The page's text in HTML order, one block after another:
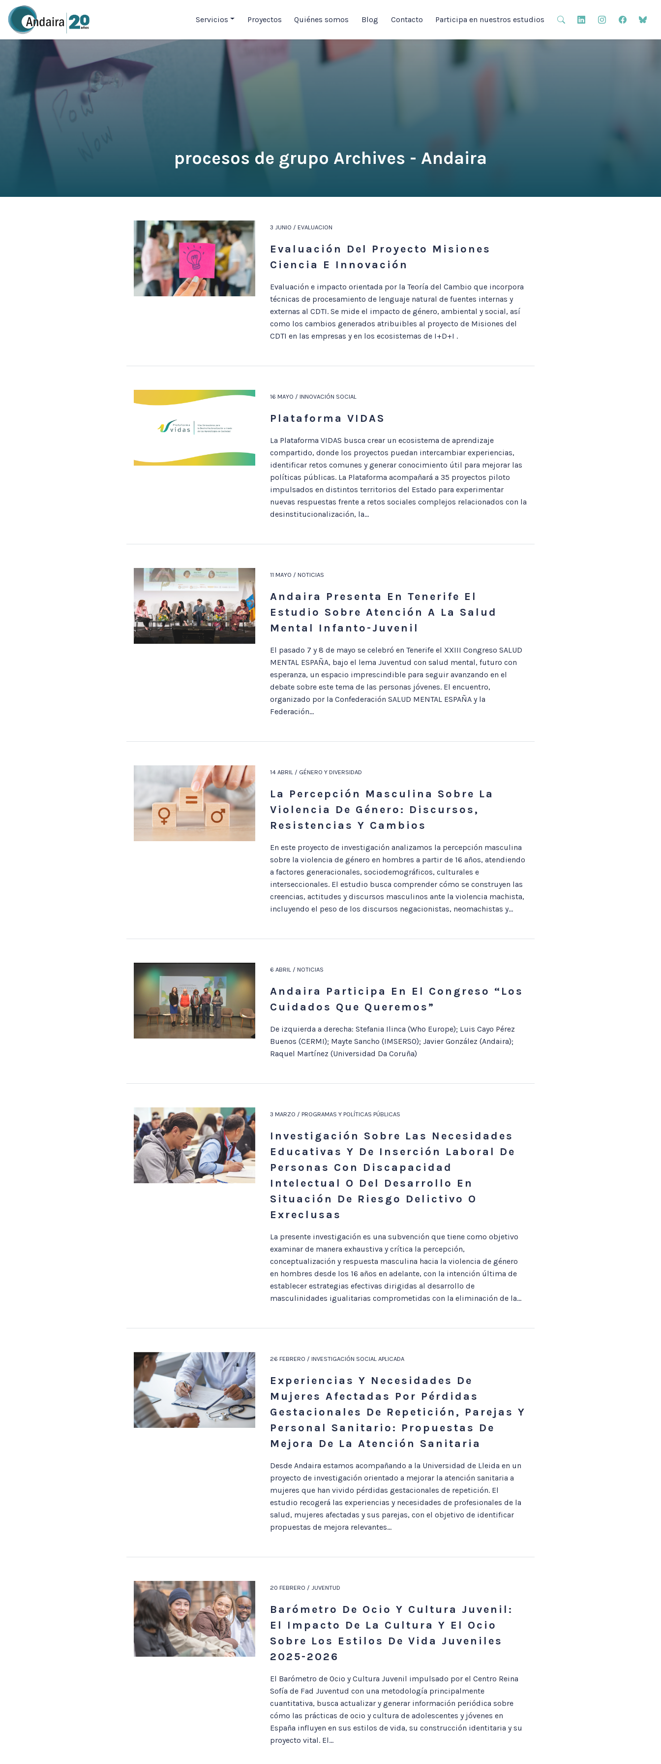
Servicios Proyectos Quiénes somos Blog Contacto Participa en nuestros estudios
procesos de grupo Archives - Andaira
3 JUNIO / EVALUACION
Evaluación Del Proyecto Misiones
Ciencia E Innovación
Evaluación e impacto orientada por la Teoría del Cambio que incorpora
técnicas de procesamiento de lenguaje natural de fuentes internas y
externas al CDTI. Se mide el impacto de género, ambiental y social, así
como los cambios generados atribuibles al proyecto de Misiones del
CDTI en las empresas y en los ecosistemas de I+D+I .
16 MAYO / INNOVACIÓN SOCIAL
Plataforma VIDAS
La Plataforma VIDAS busca crear un ecosistema de aprendizaje
compartido, donde los proyectos puedan intercambiar experiencias,
identificar retos comunes y generar conocimiento útil para mejorar las
políticas públicas. La Plataforma acompañará a 35 proyectos piloto
impulsados en distintos territorios del Estado para experimentar
nuevas respuestas frente a retos sociales complejos relacionados con la
desinstitucionalización, la...
11 MAYO / NOTICIAS
Andaira Presenta En Tenerife El
Estudio Sobre Atención A La Salud
Mental Infanto-Juvenil
El pasado 7 y 8 de mayo se celebró en Tenerife el XXIII Congreso SALUD
MENTAL ESPAÑA, bajo el lema Juventud con salud mental, futuro con
esperanza, un espacio imprescindible para seguir avanzando en el
debate sobre este tema de las personas jóvenes. El encuentro,
organizado por la Confederación SALUD MENTAL ESPAÑA y la
Federación...
14 ABRIL / GÉNERO Y DIVERSIDAD
La Percepción Masculina Sobre La
Violencia De Género: Discursos,
Resistencias Y Cambios
En este proyecto de investigación analizamos la percepción masculina
sobre la violencia de género en hombres a partir de 16 años, atendiendo
a factores generacionales, sociodemográficos, culturales e
interseccionales. El estudio busca comprender cómo se construyen las
creencias, actitudes y discursos masculinos ante la violencia machista,
incluyendo el peso de los discursos negacionistas, neomachistas y...
6 ABRIL / NOTICIAS
Andaira Participa En El Congreso “Los
Cuidados Que Queremos”
De izquierda a derecha: Stefania Ilinca (Who Europe); Luis Cayo Pérez
Buenos (CERMI); Mayte Sancho (IMSERSO); Javier González (Andaira);
Raquel Martínez (Universidad Da Coruña)
3 MARZO / PROGRAMAS Y POLÍTICAS PÚBLICAS
Investigación Sobre Las Necesidades
Educativas Y De Inserción Laboral De
Personas Con Discapacidad
Intelectual O Del Desarrollo En
Situación De Riesgo Delictivo O
Exreclusas
La presente investigación es una subvención que tiene como objetivo
examinar de manera exhaustiva y crítica la percepción,
conceptualización y respuesta masculina hacia la violencia de género
en hombres desde los 16 años en adelante, con la intención última de
establecer estrategias efectivas dirigidas al desarrollo de
masculinidades igualitarias comprometidas con la eliminación de la...
26 FEBRERO / INVESTIGACIÓN SOCIAL APLICADA
Experiencias Y Necesidades De
Mujeres Afectadas Por Pérdidas
Gestacionales De Repetición, Parejas Y
Personal Sanitario: Propuestas De
Mejora De La Atención Sanitaria
Desde Andaira estamos acompañando a la Universidad de Lleida en un
proyecto de investigación orientado a mejorar la atención sanitaria a
mujeres que han vivido pérdidas gestacionales de repetición. El
estudio recogerá las experiencias y necesidades de profesionales de la
salud, mujeres afectadas y sus parejas, con el objetivo de identificar
propuestas de mejora relevantes...
20 FEBRERO / JUVENTUD
Barómetro De Ocio Y Cultura Juvenil:
El Impacto De La Cultura Y El Ocio
Sobre Los Estilos De Vida Juveniles
2025-2026
El Barómetro de Ocio y Cultura Juvenil impulsado por el Centro Reina
Sofía de Fad Juventud con una metodología principalmente
cuantitativa, busca actualizar y generar información periódica sobre
cómo las prácticas de ocio y cultura de adolescentes y jóvenes en
España influyen en sus estilos de vida, su construcción identitaria y su
proyecto vital. El...